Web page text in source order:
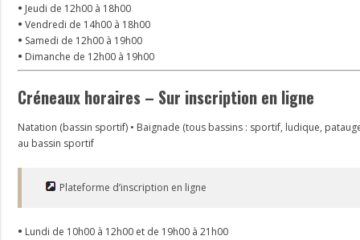
• Jeudi de 12h00 à 18h00
• Vendredi de 14h00 à 18h00
• Samedi de 12h00 à 19h00
• Dimanche de 12h00 à 19h00
Créneaux horaires – Sur inscription en ligne
Natation (bassin sportif) • Baignade (tous bassins : sportif, ludique,
au bassin sportif
Plateforme d’inscription en ligne
• Lundi de 10h00 à 12h00 et de 19h00 à 21h00